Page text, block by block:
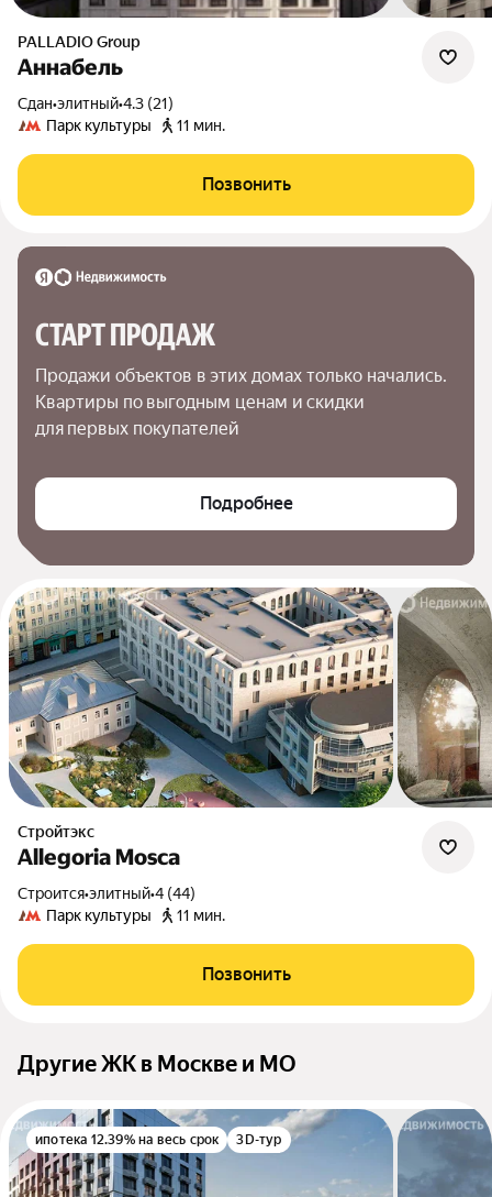
PALLADIO Group
Аннабель
Сдан•элитный•4.3 (21)
Парк культуры
11 мин.
Позвонить
СТАРТ ПРОДАЖ
Продажи объектов в этих домах только начались.
Квартиры по выгодным ценам и скидки
для первых покупателей
Подробнее
Стройтэкс
Allegoria Mosca
Строится•элитный•4 (44)
Парк культуры
11 мин.
Позвонить
Другие ЖК в Москве и МО
ипотека 12.39% на весь срок 3D-тур